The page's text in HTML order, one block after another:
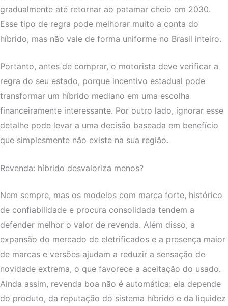
gradualmente até retornar ao patamar cheio em 2030.
Esse tipo de regra pode melhorar muito a conta do
híbrido, mas não vale de forma uniforme no Brasil inteiro.
Portanto, antes de comprar, o motorista deve verificar a
regra do seu estado, porque incentivo estadual pode
transformar um híbrido mediano em uma escolha
financeiramente interessante. Por outro lado, ignorar esse
detalhe pode levar a uma decisão baseada em benefício
que simplesmente não existe na sua região.
Revenda: híbrido desvaloriza menos?
Nem sempre, mas os modelos com marca forte, histórico
de confiabilidade e procura consolidada tendem a
defender melhor o valor de revenda. Além disso, a
expansão do mercado de eletrificados e a presença maior
de marcas e versões ajudam a reduzir a sensação de
novidade extrema, o que favorece a aceitação do usado.
Ainda assim, revenda boa não é automática: ela depende
do produto, da reputação do sistema híbrido e da liquidez